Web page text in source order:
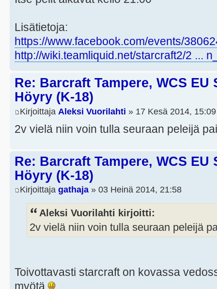
Lisätietoja:
https://www.facebook.com/events/
http://wiki.teamliquid.net/starcraft2/2 ...
Re: Barcraft Tampere, WCS EU
Höyry (K-18)
Kirjoittaja Aleksi Vuorilahti » 17 Kesä 2014, 15:09
2v vielä niin voin tulla seuraan peleijä
Re: Barcraft Tampere, WCS EU
Höyry (K-18)
Kirjoittaja gathaja » 03 Heinä 2014, 21:58
Aleksi Vuorilahti kirjoitti:
2v vielä niin voin tulla seuraan peleijä
Toivottavasti starcraft on kovassa
myötä